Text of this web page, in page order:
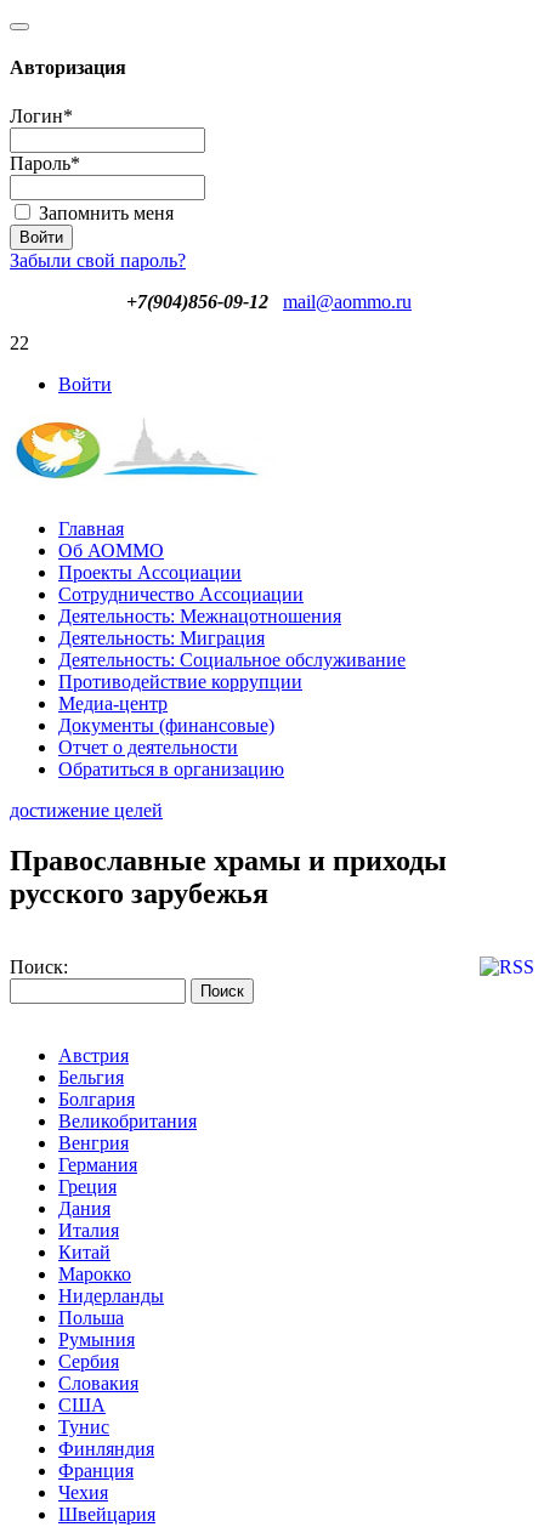
Авторизация
Логин*
Пароль*
Запомнить меня
Забыли свой пароль?
+7(904)856-09-12
mail@aommo.ru
22
Войти
Главная
Об АОММО
Проекты Ассоциации
Сотрудничество Ассоциации
Деятельность: Межнацотношения
Деятельность: Миграция
Деятельность: Социальное обслуживание
Противодействие коррупции
Медиа-центр
Документы (финансовые)
Отчет о деятельности
Обратиться в организацию
достижение целей
Православные храмы и приходы
русского зарубежья
Поиск:
Австрия
Бельгия
Болгария
Великобритания
Венгрия
Германия
Греция
Дания
Италия
Китай
Марокко
Нидерланды
Польша
Румыния
Сербия
Словакия
США
Тунис
Финляндия
Франция
Чехия
Швейцария